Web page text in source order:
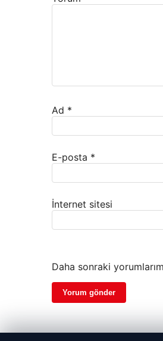
Ad *
E-posta *
İnternet sitesi
Daha sonraki